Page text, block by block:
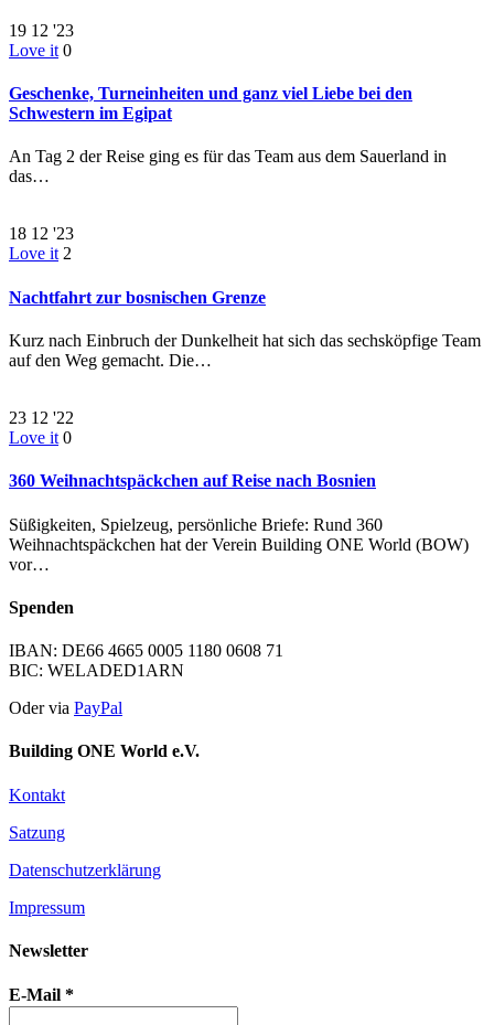
19 12 '23
Love it 0
Geschenke, Turneinheiten und ganz viel Liebe bei den
Schwestern im Egipat
An Tag 2 der Reise ging es für das Team aus dem Sauerland in
das…
18 12 '23
Love it 2
Nachtfahrt zur bosnischen Grenze
Kurz nach Einbruch der Dunkelheit hat sich das sechsköpfige Team
auf den Weg gemacht. Die…
23 12 '22
Love it 0
360 Weihnachtspäckchen auf Reise nach Bosnien
Süßigkeiten, Spielzeug, persönliche Briefe: Rund 360
Weihnachtspäckchen hat der Verein Building ONE World (BOW)
vor…
Spenden
IBAN: DE66 4665 0005 1180 0608 71
BIC: WELADED1ARN
Oder via PayPal
Building ONE World e.V.
Kontakt
Satzung
Datenschutzerklärung
Impressum
Newsletter
E-Mail *